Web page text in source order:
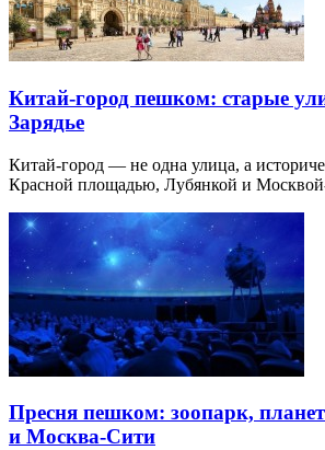
Китай-город пешком: старые
Зарядье
Китай-город — не одна улица, а
Красной площадью, Лубянкой и
Пресня пешком: зоопарк,
и Москва-Сити